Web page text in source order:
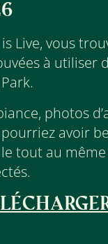
Live, vous
à utiliser
photos
avoir
tout au